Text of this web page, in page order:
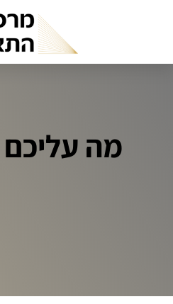
מה עליכם